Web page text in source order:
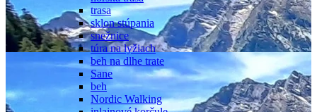
trasa
sklon stúpania
snežnice
túra na lyžiach
beh na dlhe trate
Sane
beh
Nordic Walking